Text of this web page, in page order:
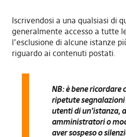
Iscrivendosi a una qualsiasi di
generalmente accesso a tutte
l’esclusione di alcune istanze
riguardo ai contenuti postati.
NB: è bene ricordare
ripetute
utenti di un’istanza,
amministratori o
aver sospeso o